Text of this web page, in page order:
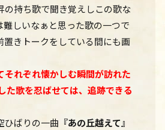
の持ち歌で聞き覚えしこの歌な
しいなぁと思った歌の一つで
きトークをしている間にも画
れぞれ懐かしむ瞬間が訪れた
た歌を忍ばせては、追跡できる
ひばりの一曲 『あの丘越えて』